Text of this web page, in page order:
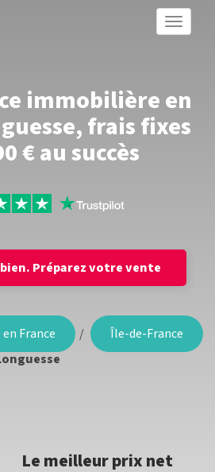
Toggle
immobilière en
frais fixes
€ au succès
Préparez votre vente
France
Île-de-France
Le meilleur prix net